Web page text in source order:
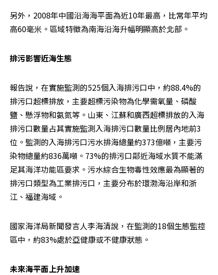
另外，2008年中國沿海海平面為近10年最高，比常年平均
高60毫米。區域特徵為南海沿海升幅明顯高於北部。
排污影響近海生態
報告說，在實施監測的525個入海排污口中，約88.4%的
排污口超標排放，主要超標污染物為化學需氧量、磷酸
鹽、懸浮物和氨氮等。山東、江蘇和廣西超標排放的入海
排污口數量占其實施監測入海排污口數量比例居內地前3
位。監測的入海排污口污水排海總量約373億噸，主要污
染物總量約836萬噸。73%的排污口鄰近海域水質不能滿
足其海洋功能區要求。污水綜合生物毒性效應最為顯著的
排污口類型為工業排污口，主要分布於環渤海沿岸和浙
江、福建海域。
國家海洋局新聞發言人李海清說，在監測的18個生態監控
區中，約83%處於亞健康或不健康狀態。
未來海平面上升加速